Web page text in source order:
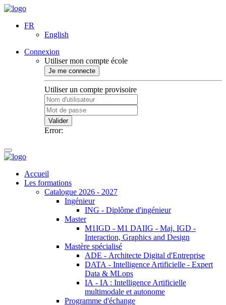
FR
English
Connexion
Utiliser mon compte école
Je me connecte
Utiliser un compte provisoire
Valider
Error:
Accueil
Les formations
Catalogue 2026 - 2027
Ingénieur
ING - Diplôme d'ingénieur
Master
M1IGD - M1 DAIIG - Maj. IGD -
Interaction, Graphics and Design
Mastère spécialisé
ADE - Architecte Digital d'Entreprise
DATA - Intelligence Artificielle - Expert
Data & MLops
IA - IA : Intelligence Artificielle
multimodale et autonome
Programme d'échange